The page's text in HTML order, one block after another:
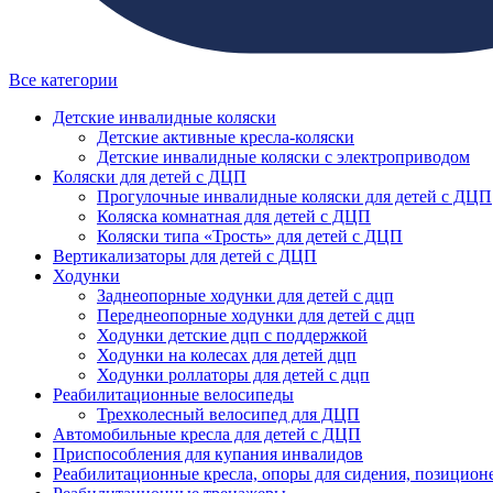
Все категории
Детские инвалидные коляски
Детские активные кресла-коляски
Детские инвалидные коляски с электроприводом
Коляски для детей с ДЦП
Прогулочные инвалидные коляски для детей с ДЦП
Коляска комнатная для детей с ДЦП
Коляски типа «Трость» для детей с ДЦП
Вертикализаторы для детей с ДЦП
Ходунки
Заднеопорные ходунки для детей с дцп
Переднеопорные ходунки для детей с дцп
Ходунки детские дцп с поддержкой
Ходунки на колесах для детей дцп
Ходунки роллаторы для детей с дцп
Реабилитационные велосипеды
Трехколесный велосипед для ДЦП
Автомобильные кресла для детей с ДЦП
Приспособления для купания инвалидов
Реабилитационные кресла, опоры для сидения,